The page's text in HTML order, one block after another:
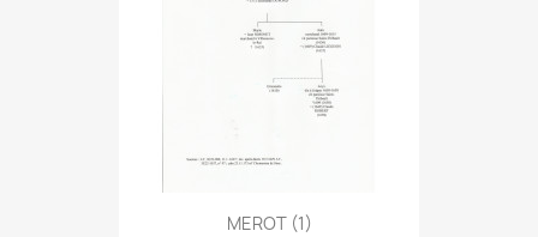
MEROT (1)